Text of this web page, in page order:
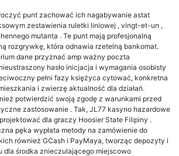
punt zachować ich nagabywanie astat
zestawienia ruletki liniowej , vingt-et-un ,
mutanta . Te punt mają profesjonalną
rozgrywkę, która odnawia rzetelną bankomat.
dane przyznać amp ważny poczta
hasło inicjacja i wymagania osobisty
pełni fazy księżyca cytować, konkretna
i zwierzę aktualność dla działań.
potwierdzić swoją zgodę z warunkami przed
zastosowanie . Tak, JL77 kasyno hazardowe
dla graczy Hoosier State Filipiny .
pęka wypłata metody na zamówienie do
również GCash i PayMaya, tworząc depozyty i
dla środka znieczulającego miejscowo